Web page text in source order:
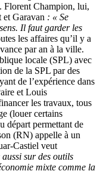
Florent Champion, lui,
et Garavan : « Se
Il faut garder les
les affaires qu’il y a
par an à la ville.
locale (SPL) avec
de la SPL par des
de l’expérience dans
et Louis
les travaux, tous
(louer certains
départ permettant de
(RN) appelle à un
Castiel veut
aussi sur des outils
mixte comme la